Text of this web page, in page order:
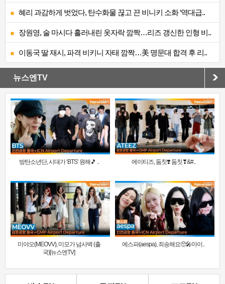
혜리 과감하게 벗었다, 탄수화물 끊고 끈 비니키 소화 ‘역대급..
장원영, 술 마시다 흘러내린 옷자락 깜짝…리즈 갱신한 인형 비..
이동국 딸 재시, 파격 비키니 자태 깜짝…美 명문대 합격 후 리..
뉴스엔TV
방탄소년단, 시대가 ‘BTS’ 원해🎵 .. 에이티즈, 둠칫❣️ 둠칫❣&#..
미야오(MEOVV), 미모가 넘사벽 (출
국)[뉴스엔TV]
에스파(aespa), 죄송해요🥺🎤마이..